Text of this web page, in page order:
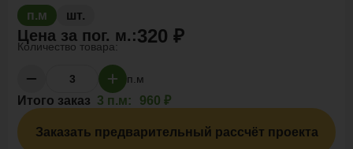
п.м шт.
Цена за пог. м.:320 ₽
Количество товара:
п.м
Итого заказ 3 п.м: 960 ₽
Заказать предварительный рассчёт проекта